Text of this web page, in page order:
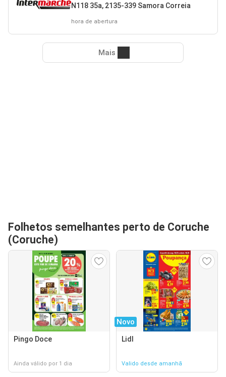
N118 35a, 2135-339 Samora Correia
hora de abertura
Mais
Folhetos semelhantes perto de Coruche
(Coruche)
Pingo Doce
Ainda válido por 1 dia
Novo
Lidl
Valido desde amanhã